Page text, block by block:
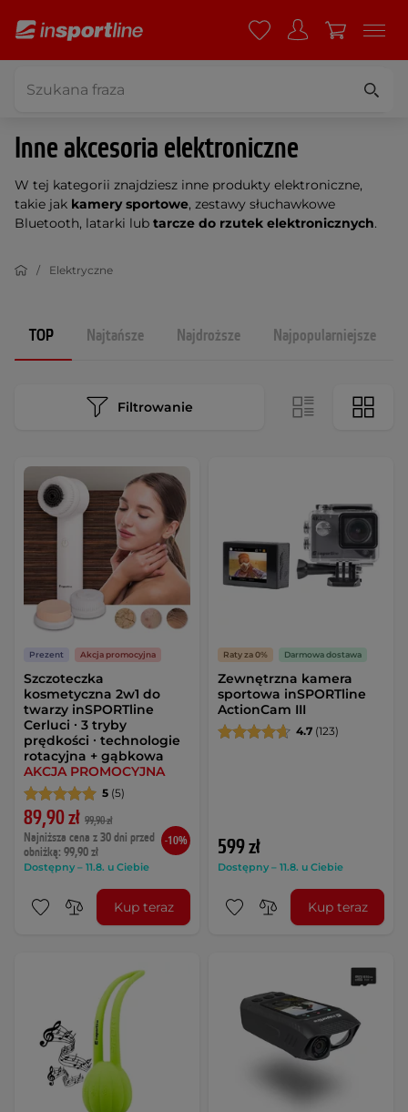
Inne akcesoria elektroniczne
W tej kategorii znajdziesz inne produkty elektroniczne,
takie jak kamery sportowe, zestawy słuchawkowe
Bluetooth, latarki lub tarcze do rzutek elektronicznych.
Elektryczne
TOP Najtańsze Najdroższe Najpopularniejsze
Filtrowanie
Prezent Akcja promocyjna
Szczoteczka
kosmetyczna 2w1 do
twarzy inSPORTline
Cerluci ∙ 3 tryby
prędkości ∙ technologie
rotacyjna + gąbkowa
AKCJA PROMOCYJNA
5 (5)
89,90 zł 99,90 zł
Najniższa cena z 30 dni przed
obniżką: 99,90 zł
Dostępny – 11.8. u Ciebie
-10%
Kup teraz
Raty za 0% Darmowa dostawa
Zewnętrzna kamera
sportowa inSPORTline
ActionCam III
4.7 (123)
599 zł
Dostępny – 11.8. u Ciebie
Kup teraz